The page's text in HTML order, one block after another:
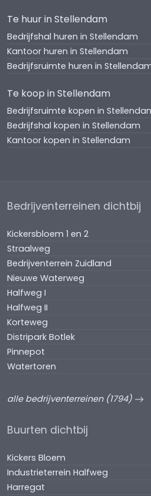
Te huur in Stellendam
Bedrijfshal huren in Stellendam
Kantoor huren in Stellendam
Bedrijfsruimte huren in
Te koop in Stellendam
Bedrijfsruimte kopen in
Bedrijfshal kopen in Stellendam
Kantoor kopen in Stellendam
Bedrijventerreinen dichtbij
Kickersbloem 1 en 2
Straalweg
Bedrijventerrein Zuidland
Nieuwe Waterweg
Halfweg I
Halfweg II
Korteweg
Distripark Botlek
Pinnepot
Watertoren
alle bedrijventerreinen (1794)
Buurten dichtbij
Kickers Bloem
Industrieterrein Halfweg
Harregat